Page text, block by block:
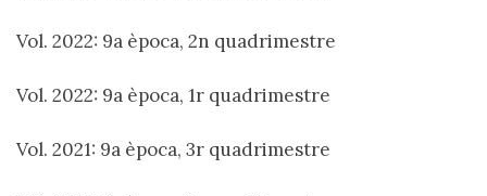
Vol. 2022: 9a època, 2n quadrimestre
Vol. 2022: 9a època, 1r quadrimestre
Vol. 2021: 9a època, 3r quadrimestre